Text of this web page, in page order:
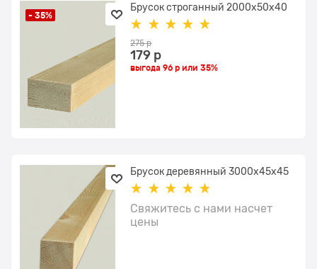
- 35%
Брусок строганный 2000x50x40
275 р
179 р
выгода96 р или35%
Брусок деревянный 3000x45х45
Свяжитесь с нами насчет
цены